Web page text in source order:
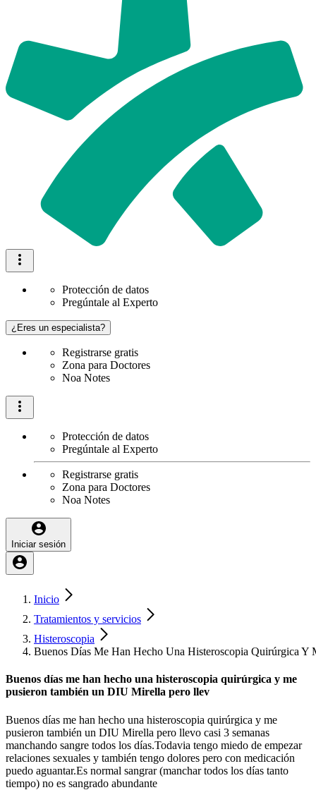
Protección de datos
Pregúntale al Experto
¿Eres un especialista?
Registrarse gratis
Zona para Doctores
Noa Notes
Protección de datos
Pregúntale al Experto
Registrarse gratis
Zona para Doctores
Noa Notes
Iniciar sesión
Inicio
Tratamientos y servicios
Histeroscopia
Buenos Días Me Han Hecho Una Histeroscopia Quirúrgica
Buenos días me han hecho una histeroscopia quirúrgica y me
pusieron también un DIU Mirella pero llev
Buenos días me han hecho una histeroscopia quirúrgica y me
pusieron también un DIU Mirella pero llevo casi 3 semanas
manchando sangre todos los días.Todavia tengo miedo de empezar
relaciones sexuales y también tengo dolores pero con medicación
puedo aguantar.Es normal sangrar (manchar todos los días tanto
tiempo) no es sangrado abundante